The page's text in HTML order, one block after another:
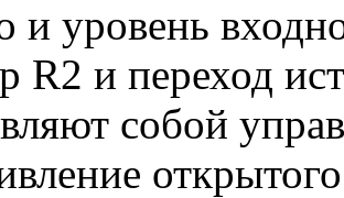
и уровень
R2 и переход
собой